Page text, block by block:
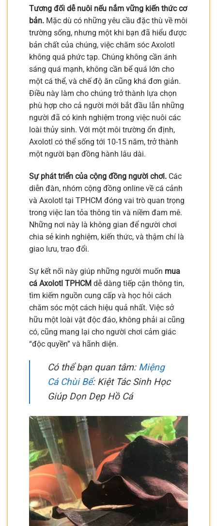
Tương đối dễ nuôi nếu nắm vững kiến thức cơ
bản. Mặc dù có những yêu cầu đặc thù về môi
trường sống, nhưng một khi bạn đã hiểu được
bản chất của chúng, việc chăm sóc Axolotl
không quá phức tạp. Chúng không cần ánh
sáng quá mạnh, không cần bể quá lớn cho
một cá thể, và chế độ ăn cũng khá đơn giản.
Điều này làm cho chúng trở thành lựa chọn
phù hợp cho cả người mới bắt đầu lẫn những
người đã có kinh nghiệm trong việc nuôi các
loài thủy sinh. Với một môi trường ổn định,
Axolotl có thể sống tới 10-15 năm, trở thành
một người bạn đồng hành lâu dài.
Sự phát triển của cộng đồng người chơi. Các
diễn đàn, nhóm cộng đồng online về cá cảnh
và Axolotl tại TPHCM đóng vai trò quan trọng
trong việc lan tỏa thông tin và niềm đam mê.
Những nơi này là không gian để người chơi
chia sẻ kinh nghiệm, kiến thức, và thậm chí là
giao lưu, trao đổi.
Sự kết nối này giúp những người muốn mua
cá Axolotl TPHCM dễ dàng tiếp cận thông tin,
tìm kiếm nguồn cung cấp và học hỏi cách
chăm sóc một cách hiệu quả nhất. Việc sở
hữu một loài vật độc đáo, không phải ai cũng
có, cũng mang lại cho người chơi cảm giác
“độc quyền” và hãnh diện.
Có thể bạn quan tâm: Miệng
Cá Chùi Bể: Kiệt Tác Sinh Học
Giúp Dọn Dẹp Hồ Cá